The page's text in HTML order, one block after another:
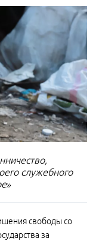
служебного
свободы со
за